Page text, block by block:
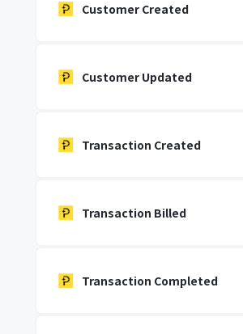
Customer Created
Customer Updated
Transaction Created
Transaction Billed
Transaction Completed